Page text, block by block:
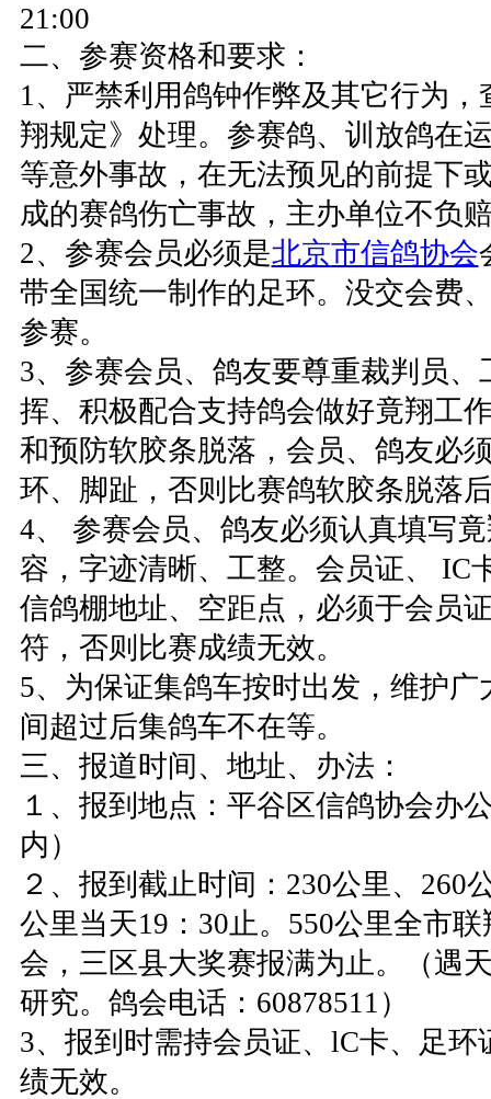
21:00
二、参赛资格和要求：
1、严禁利用鸽钟作弊及其它行为，
翔规定》处理。参赛鸽、训放鸽在
等意外事故，在无法预见的前提下
成的赛鸽伤亡事故，主办单位不负
2、参赛会员必须是北京市信鸽协会
带全国统一制作的足环。没交会费
参赛。
3、参赛会员、鸽友要尊重裁判员、
挥、积极配合支持鸽会做好竟翔工
和预防软胶条脱落，会员、鸽友必
环、脚趾，否则比赛鸽软胶条脱落
4、 参赛会员、鸽友必须认真填写
容，字迹清晰、工整。会员证、 IC
信鸽棚地址、空距点，必须于会员
符，否则比赛成绩无效。
5、为保证集鸽车按时出发，维护
间超过后集鸽车不在等。
三、报道时间、地址、办法：
１、报到地点：平谷区信鸽协会
内）
２、报到截止时间：230公里、260
公里当天19：30止。550公里全市
会，三区县大奖赛报满为止。（遇
研究。鸽会电话：60878511）
3、报到时需持会员证、lC卡、足环
绩无效。